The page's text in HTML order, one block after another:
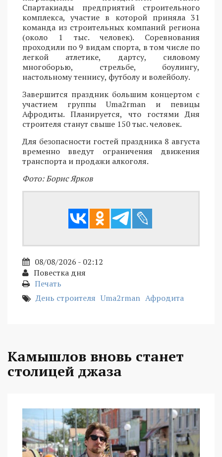
Спартакиады предприятий строительного
комплекса, участие в которой приняла 31
команда из строительных компаний региона
(около 1 тыс. человек). Соревнования
проходили по 9 видам спорта, в том числе по
легкой атлетике, дартсу, силовому
многоборью, стрельбе, боулингу,
настольному теннису, футболу и волейболу.
Завершится праздник большим концертом с
участием группы Uma2rman и певицы
Афродиты. Планируется, что гостями Дня
строителя станут свыше 150 тыс. человек.
Для безопасности гостей праздника 8 августа
временно введут ограничения движения
транспорта и продажи алкоголя.
Фото: Борис Ярков
08/08/2026 - 02:12
Повестка дня
Печать
День строителя Uma2rman Афродита
Камышлов вновь станет
столицей джаза